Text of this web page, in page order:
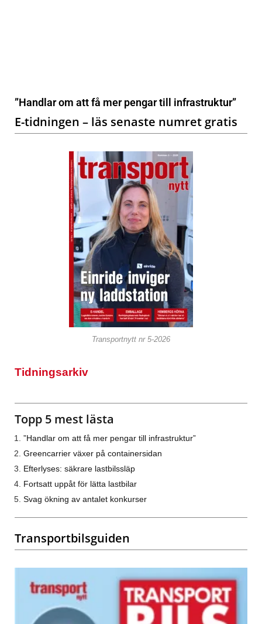
”Handlar om att få mer pengar till infrastruktur”
E-tidningen – läs senaste numret gratis
Transportnytt nr 5-2026
Tidningsarkiv
Topp 5 mest lästa
”Handlar om att få mer pengar till infrastruktur”
Greencarrier växer på containersidan
Efterlyses: säkrare lastbilssläp
Fortsatt uppåt för lätta lastbilar
Svag ökning av antalet konkurser
Transportbilsguiden